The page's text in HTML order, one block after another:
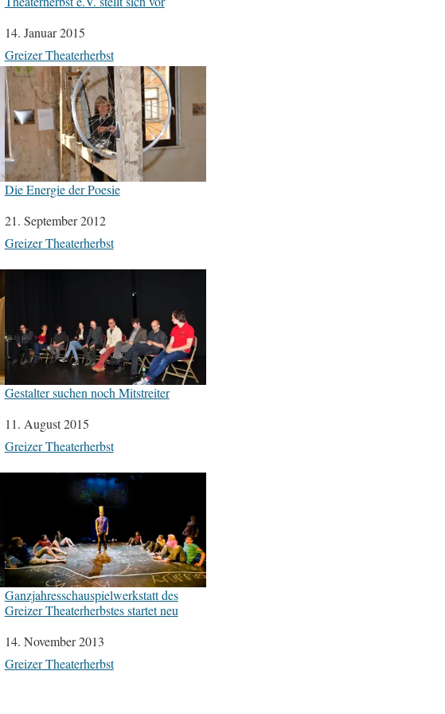
Datum
14. Januar 2015
In Bezug auf
Greizer Theaterherbst
Die Energie der Poesie
Datum
21. September 2012
In Bezug auf
Greizer Theaterherbst
Gestalter suchen noch Mitstreiter
Datum
11. August 2015
In Bezug auf
Greizer Theaterherbst
Ganzjahresschauspielwerkstatt des
Greizer Theaterherbstes startet neu
Datum
14. November 2013
In Bezug auf
Greizer Theaterherbst